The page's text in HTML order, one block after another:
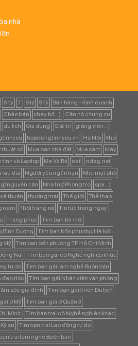
hopdongtinhyeu.vn Hà Nội
Kho
thuật số Mua bán nhà đất Mua sắm
Máy
tính và Laptop Mẹ Và Bé nail
ndag.net
lâu dài Người yêu ngắn hạn
Nhà mặt phố
nguyên căn Nhà trọ/ Phòng trọ
spa...)
thuận thương mại Thế giới
Thể thao
nam Thời trang nữ
Tin tức trong ngày
Trang phục
Tìm bạn bè mới
Bình Dương
Tìm bạn bốn phương Hà Nội
Mỹ
Tìm bạn bốn phương TP Hồ Chí Minh
Nai
Tìm bạn gái có Nghề nghiệp khác
tự do
Tìm bạn gái làm nghề Buôn bán
đẹp (tóc
Tìm bạn gái Nhân viên văn phòng
sóc gia đình
Tìm bạn gái thích Du lịch
ở Mỹ
Tìm bạn gái ở Quận 3
Minh
Tìm bạn trai có Nghề nghiệp khác
sư
Tìm bạn trai Lao động tự do
trai làm nghề Buôn bán
trai thích Chăm sóc gia đình
Chơi môn thể thao ngoài trời (đá bóng
việc & sự nghiệp
Tìm bạn trai thích Du lịch
nơi yên tĩnh
Tìm bạn trai ở Hà Nội